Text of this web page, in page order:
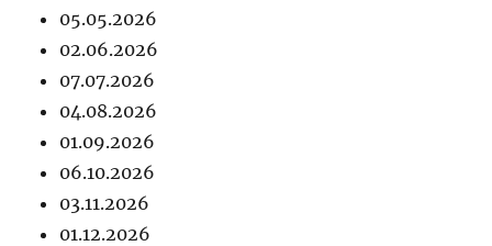
05.05.2026
02.06.2026
07.07.2026
04.08.2026
01.09.2026
06.10.2026
03.11.2026
01.12.2026